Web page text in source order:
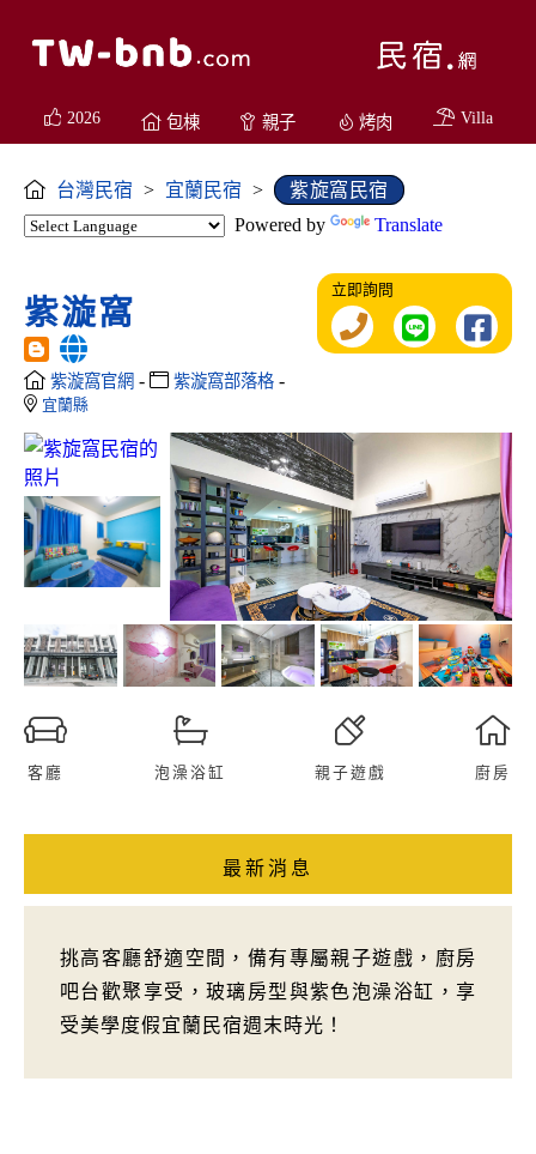
2026 包棟 親子 烤肉 Villa
台灣民宿 > 宜蘭民宿 >
紫旋窩民宿
Powered by
Translate
紫漩窩
紫漩窩官網 - 紫漩窩部落格 -
宜蘭縣
立即詢問
客廳 泡澡浴缸 親子遊戲 廚房
最新消息
挑高客廳舒適空間，備有專屬親子遊戲，廚房
吧台歡聚享受，玻璃房型與紫色泡澡浴缸，享
受美學度假宜蘭民宿週末時光！